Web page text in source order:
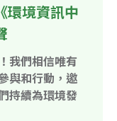
環境資訊中
我們相信唯有
與和行動，邀
持續為環境發